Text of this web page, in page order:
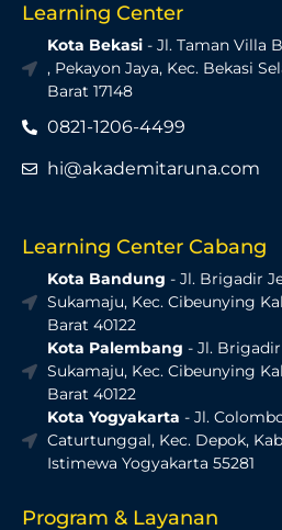
Learning Center
Kota Bekasi- Jl. Taman Villa
, Pekayon Jaya, Kec. Bekasi
Barat 17148
0821-1206-4499
hi@akademitaruna.com
Learning Center Cabang
Kota Bandung - Jl. Brigadir
Sukamaju, Kec. Cibeunying
Barat 40122
Kota Palembang - Jl.
Sukamaju, Kec. Cibeunying
Barat 40122
Kota Yogyakarta - Jl.
Caturtunggal, Kec. Depok,
Istimewa Yogyakarta 55281
Program & Layanan